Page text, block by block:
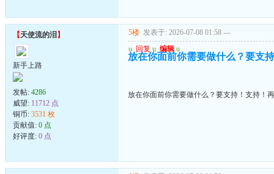
【天使流的泪 】
新手上路
发帖: 4286
威望: 11712 点
铜币: 3531 枚
贡献值: 0 点
好评度: 0 点
5楼 发表于: 2026-07-08 01:58 ---
u 回复 u 编辑 u
放在你面前你需要做什么？要支
放在你面前你需要做什么？要支持！支持！